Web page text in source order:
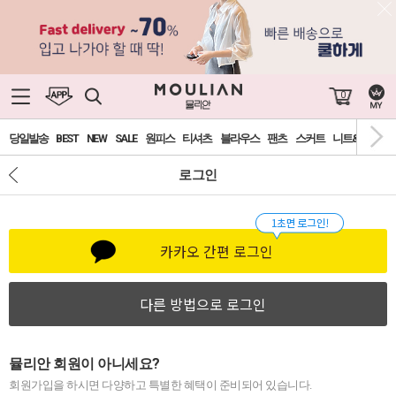
0
당일발송 BEST NEW SALE 원피스 티셔츠 블라우스 팬츠 스커트 니트&가디건
로그인
카카오 간편 로그인
다른 방법으로 로그인
뮬리안 회원이 아니세요?
회원가입을 하시면 다양하고 특별한 혜택이 준비되어 있습니다.